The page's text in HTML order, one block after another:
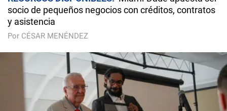
socio de pequeños negocios con créditos, contratos
y asistencia
Por CÉSAR MENÉNDEZ